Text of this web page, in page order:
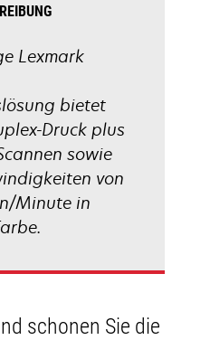
Lexmark
bietet
Druck plus
sowie
von
Minute in
schonen Sie die